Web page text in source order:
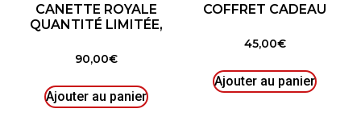
CANETTE ROYALE
QUANTITÉ LIMITÉE,
90,00€
Ajouter au panier
COFFRET CADEAU
45,00€
Ajouter au panier